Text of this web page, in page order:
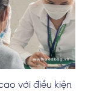
với điều kiện